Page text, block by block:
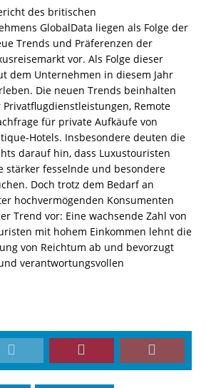
des britischen
GlobalData liegen als Folge der
Trends und Präferenzen der
vor. Als Folge dieser
dem Unternehmen in diesem Jahr
Die neuen Trends beinhalten
Remote
für private Aufkäufe von
Hotels. Insbesondere deuten die
darauf hin, dass Luxustouristen
stärker fesselnde und besondere
Doch trotz dem Bedarf an
hochvermögenden Konsumenten
Trend vor: Eine wachsende Zahl von
mit hohem Einkommen lehnt die
von Reichtum ab und bevorzugt
verantwortungsvollen